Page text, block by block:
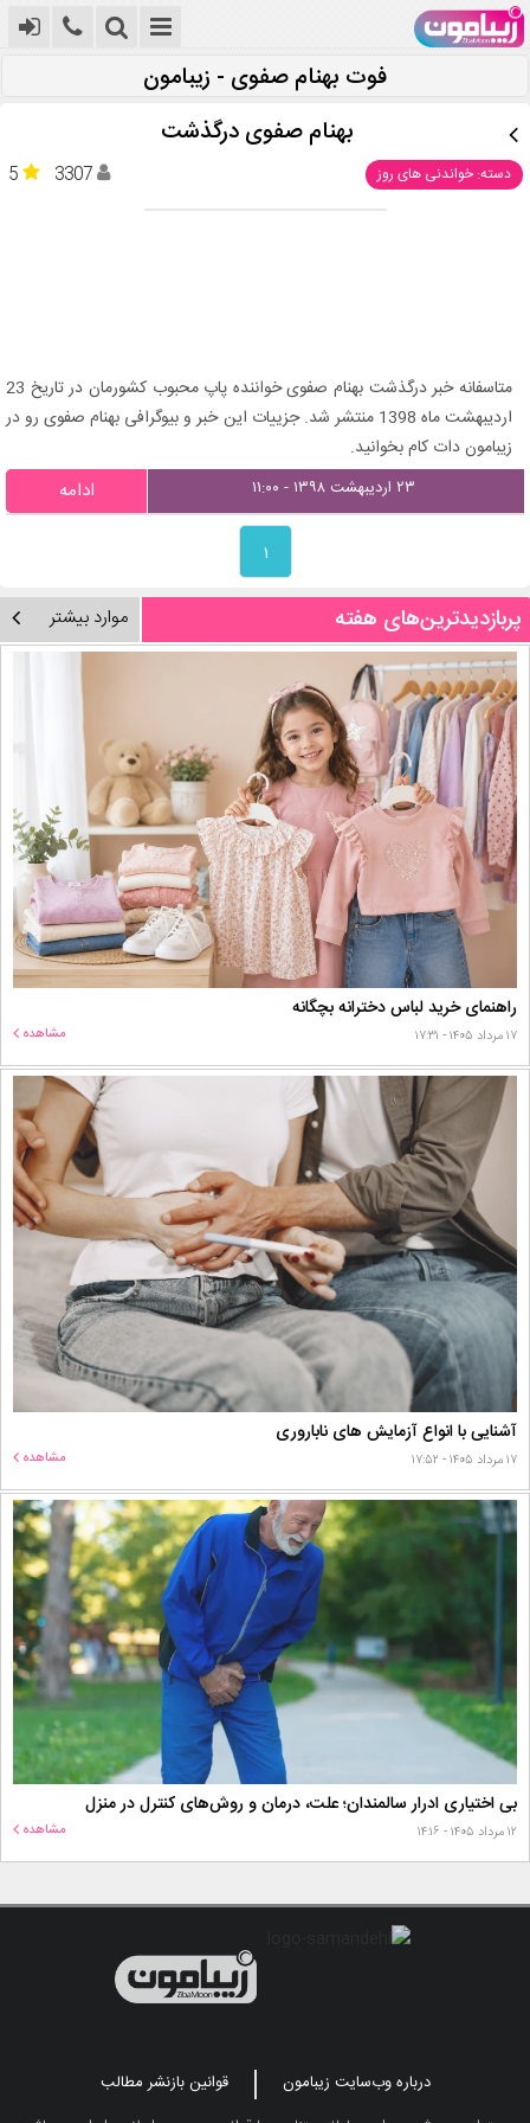
فوت بهنام صفوی - زیبامون
بهنام صفوی درگذشت
دسته: خواندنی های روز 5 3307
متاسفانه خبر درگذشت بهنام صفوی خواننده پاپ محبوب کشورمان در تاریخ 23
اردیبهشت ماه 1398 منتشر شد. جزییات این خبر و بیوگرافی بهنام صفوی رو در
زیبامون دات کام بخوانید.
۲۳ اردیبهشت ۱۳۹۸ - ۱۱:۰۰ ادامه
۱
پربازدیدترین‌های هفته موارد بیشتر
راهنمای خرید لباس دخترانه بچگانه
۱۷ مرداد ۱۴۰۵ - ۱۷:۳۱ مشاهده
آشنایی با انواع آزمایش های ناباروری
۱۷ مرداد ۱۴۰۵ - ۱۷:۵۲ مشاهده
بی اختیاری ادرار سالمندان؛ علت، درمان و روش‌های کنترل در منزل
۱۲ مرداد ۱۴۰۵ - ۱۴:۱۶ مشاهده
درباره وب‌سایت زیبامون
قوانین بازنشر مطالب